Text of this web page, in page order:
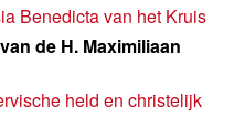
Benedicta van het Kruis
de H. Maximiliaan
held en christelijk